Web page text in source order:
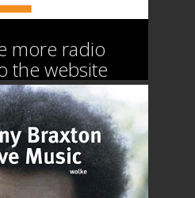
more radio
the website